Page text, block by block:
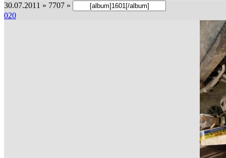
30.07.2011 » 7707 »
020